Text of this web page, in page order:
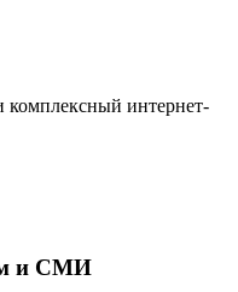
интернет-
и СМИ